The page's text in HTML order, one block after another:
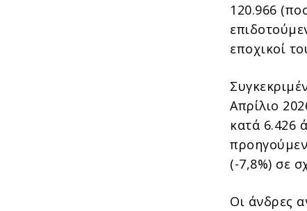
120.966
εποχικοί
Απρίλιο
κατά 6.426
(-7,8%) σε
Οι άνδρες